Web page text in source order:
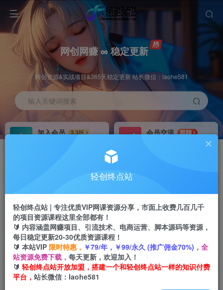
网创网赚 ∞ 稳定更新
网创资源&实战项目&365天稳定更新 站长微信：laohe581
输入关键词搜索
加入会员
3.3折
会员交流
群聊
首页 创业课程 会员免费 正文
2023最强蓝海项目，闲鱼无货源电商，无风险易
上手月赚10000，见效快【揭秘】
轻创终点站
轻创终点站 | 专注优质VIP网课资源分享，市面上收费几百几千
的项目资源课程这里全部都有！
🔰 内容涵盖网赚项目、引流技术、电商运营、脚本源码等资源，
每日稳定更新20-30优质资源课程！
🔰 本站VIP 限时特惠， ￥79/年，￥99/永久 (推广佣金70%)， 全
站资源免费下载， 每天更新，欢迎加入！
🔰 轻创终点站开放加盟，搭建一个和轻创终点站一样的知识付费
平台， 站长微信：laohe581